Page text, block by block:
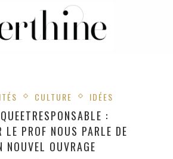
CULTURE IDÉES
:
LE PROF NOUS PARLE DE
NOUVEL OUVRAGE